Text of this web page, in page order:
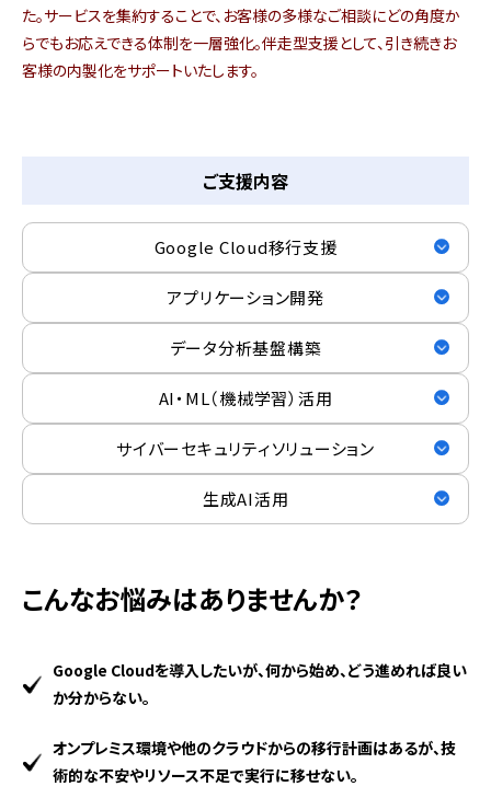
た。サービスを集約することで、お客様の多様なご相談にどの角度か
らでもお応えできる体制を一層強化。伴走型支援として、引き続きお
客様の内製化をサポートいたします。
ご支援内容
Google Cloud移行支援
アプリケーション開発
データ分析基盤構築
AI・ML（機械学習）活用
サイバーセキュリティソリューション
生成AI活用
こんなお悩みはありませんか？
Google Cloudを導入したいが、何から始め、どう進めれば良い
か分からない。
オンプレミス環境や他のクラウドからの移行計画はあるが、技
術的な不安やリソース不足で実行に移せない。